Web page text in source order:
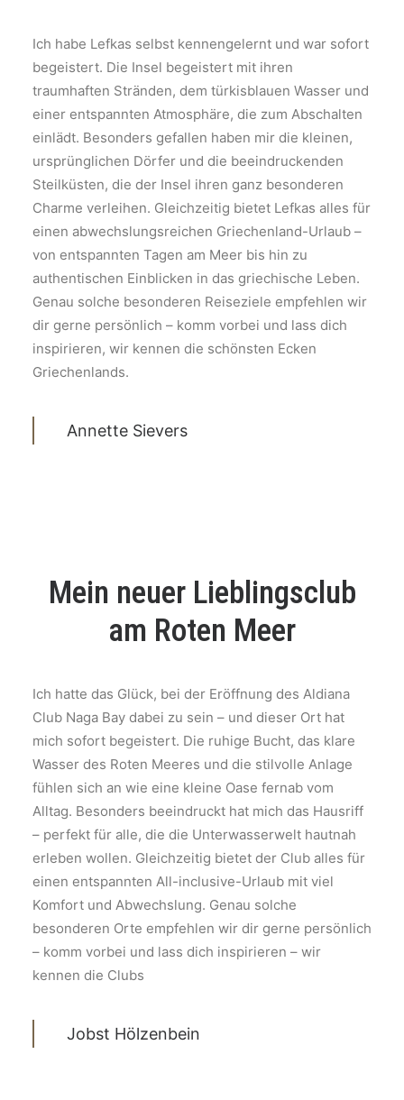
Ich habe Lefkas selbst kennengelernt und war sofort
begeistert. Die Insel begeistert mit ihren
traumhaften Stränden, dem türkisblauen Wasser und
einer entspannten Atmosphäre, die zum Abschalten
einlädt. Besonders gefallen haben mir die kleinen,
ursprünglichen Dörfer und die beeindruckenden
Steilküsten, die der Insel ihren ganz besonderen
Charme verleihen. Gleichzeitig bietet Lefkas alles für
einen abwechslungsreichen Griechenland-Urlaub –
von entspannten Tagen am Meer bis hin zu
authentischen Einblicken in das griechische Leben.
Genau solche besonderen Reiseziele empfehlen wir
dir gerne persönlich – komm vorbei und lass dich
inspirieren, wir kennen die schönsten Ecken
Griechenlands.
Annette Sievers
Mein neuer Lieblingsclub
am Roten Meer
Ich hatte das Glück, bei der Eröffnung des Aldiana
Club Naga Bay dabei zu sein – und dieser Ort hat
mich sofort begeistert. Die ruhige Bucht, das klare
Wasser des Roten Meeres und die stilvolle Anlage
fühlen sich an wie eine kleine Oase fernab vom
Alltag. Besonders beeindruckt hat mich das Hausriff
– perfekt für alle, die die Unterwasserwelt hautnah
erleben wollen. Gleichzeitig bietet der Club alles für
einen entspannten All-inclusive-Urlaub mit viel
Komfort und Abwechslung. Genau solche
besonderen Orte empfehlen wir dir gerne persönlich
– komm vorbei und lass dich inspirieren – wir
kennen die Clubs
Jobst Hölzenbein